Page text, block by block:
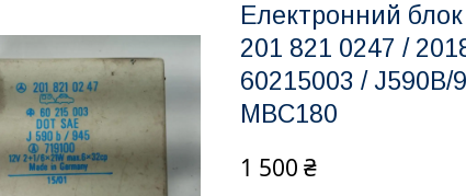
Електронний
201 821 0247 /
60215003 / J590B/
MBC180
1 500 ₴